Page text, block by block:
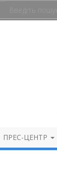
ПРЕС-ЦЕНТР